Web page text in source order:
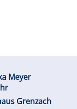
Meyer
Grenzach